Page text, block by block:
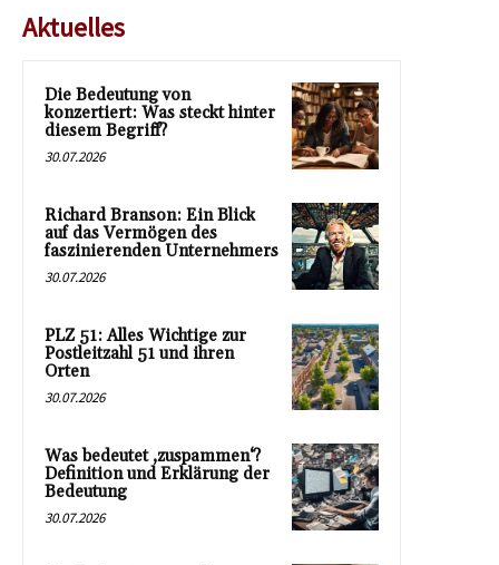
Aktuelles
Die Bedeutung von
konzertiert: Was steckt hinter
diesem Begriff?
30.07.2026
Richard Branson: Ein Blick
auf das Vermögen des
faszinierenden Unternehmers
30.07.2026
PLZ 51: Alles Wichtige zur
Postleitzahl 51 und ihren
Orten
30.07.2026
Was bedeutet ‚zuspammen‘?
Definition und Erklärung der
Bedeutung
30.07.2026